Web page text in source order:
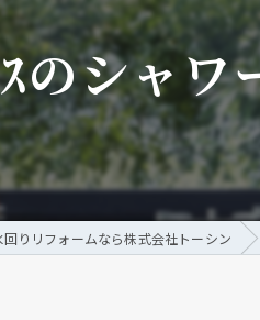
のシャ
りリフォームなら株式会社トーシン